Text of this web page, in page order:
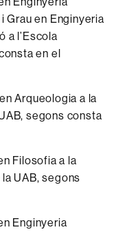
Grau en Enginyeria
a l’Escola
en el
Arqueologia a la
segons consta
Filosofia a la
UAB, segons
Enginyeria